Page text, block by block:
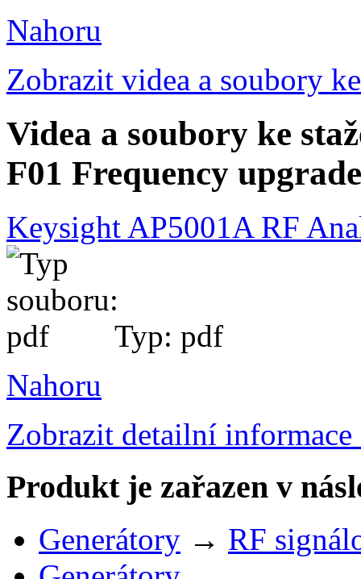
Nahoru
Zobrazit videa a soubory
Videa a soubory ke
F01 Frequency
Keysight AP5001A RF
Typ: pdf
Nahoru
Zobrazit detailní informace
Produkt je zařazen v
Generátory → RF